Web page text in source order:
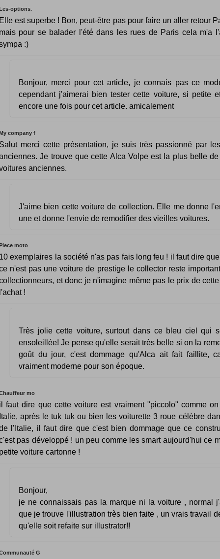
options.
est superbe ! Bon, peut-être pas pour faire un aller retour
pour se balader l'été dans les rues de Paris cela m'a
:)
Bonjour, merci pour cet article, je connais pas ce
cependant j'aimerai bien tester cette voiture, si petite
encore une fois pour cet article. amicalement
company f
merci cette présentation, je suis très passionné par
Je trouve que cette Alca Volpe est la plus belle
anciennes.
J'aime bien cette voiture de collection. Elle me donne
une et donne l'envie de remodifier des vieilles voitures.
moto
exemplaires la société n'as pas fais long feu ! il faut dire
n'est pas une voiture de prestige le collector reste
et donc je n'imagine même pas le prix de
!
Très jolie cette voiture, surtout dans ce bleu ciel qui
ensoleillée! Je pense qu'elle serait très belle si on la
goût du jour, c'est dommage qu'Alca ait fait faillite,
vraiment moderne pour son époque.
mo
faut dire que cette voiture est vraiment "piccolo" comme
après le tuk tuk ou bien les voiturette 3 roue célèbre
l’Italie, il faut dire que c'est bien dommage que ce
pas développé ! un peu comme les smart aujourd'hui ce
voiture cartonne !
Bonjour,
je ne connaissais pas la marque ni la voiture , normal
que je trouve l'illustration très bien faite , un vrais travail
qu'elle soit refaite sur illustrator!!
G